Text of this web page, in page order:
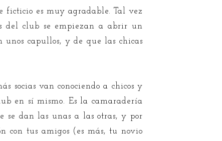
ficticio es muy agradable. Tal vez
del club se empiezan a abrir un
unos capullos, y de que las chicas
socias van conociendo a chicos y
en sí mismo. Es la camaradería
se dan las unas a las otras, y por
con tus amigos (es más, tu novio